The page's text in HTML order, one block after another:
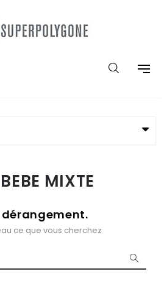
MIXTE
dérangement.
ce que vous cherchez